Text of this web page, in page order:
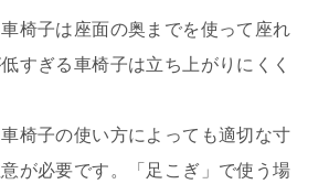
椅子は座面の奥までを使って座れ
すぎる車椅子は立ち上がりにくく
椅子の使い方によっても適切な寸
が必要です。「足こぎ」で使う場